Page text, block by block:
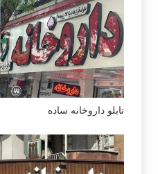
تابلو داروخانه ساده